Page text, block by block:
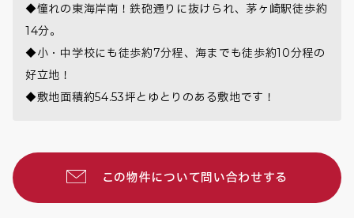
◆憧れの東海岸南！鉄砲通りに抜けられ、茅ヶ崎駅徒歩約
14分。
◆小・中学校にも徒歩約7分程、海までも徒歩約10分程の
好立地！
この物件について問い合わせする